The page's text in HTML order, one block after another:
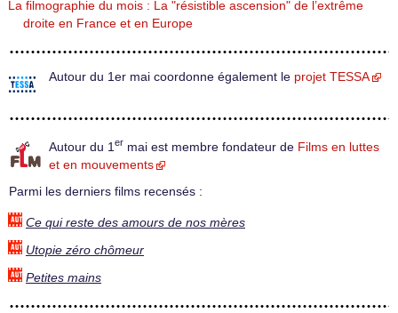
La filmographie du mois : La "résistible ascension" de l’extrême
droite en France et en Europe
Autour du 1er mai coordonne également le projet TESSA
Autour du 1 er mai est membre fondateur de Films en luttes
et en mouvements
Parmi les derniers films recensés :
Ce qui reste des amours de nos mères
Utopie zéro chômeur
Petites mains